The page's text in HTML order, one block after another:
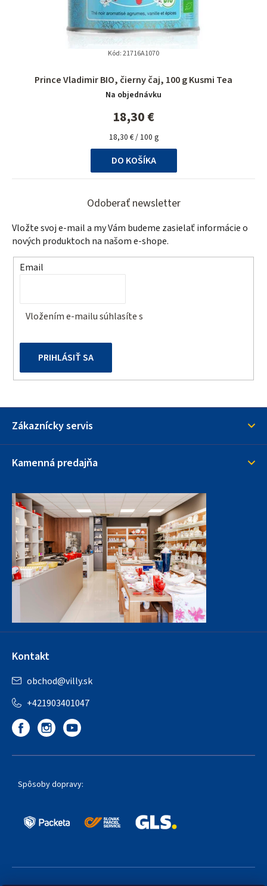
Prince Vladimir BIO, čierny čaj, 100 g Kusmi Tea
Na objednávku
18,30 €
Jednotková
cena:
18,30 € / 100 g
DO KOŠÍKA
Kód:21716A1070
Odoberať newsletter
Vložte svoj e-mail a my Vám budeme zasielať informácie o
nových produktoch na našom e-shope.
Email
Vložením e-mailu súhlasíte s
PRIHLÁSIŤ SA
Zákaznícky servis
Kamenná predajňa
Kontakt
obchod@villy.sk
+421903401047
Spôsoby dopravy: